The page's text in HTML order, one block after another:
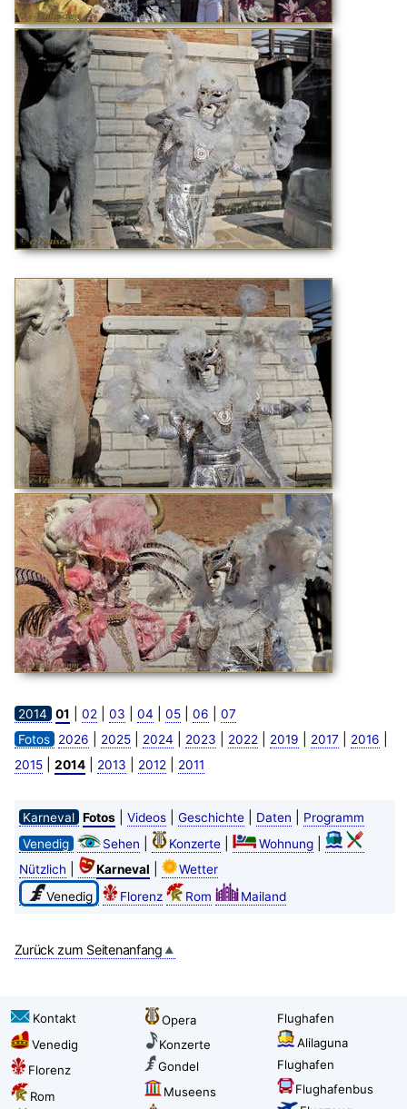
2014 01 02 03 04 05| 06
07
Fotos
2026 2025| 2024 2023 2022 2019 2017 2016
2015| 2014| 2013 2012 2011
Karneval Fotos| Videos| Geschichte| Daten
Programm
Venedig
Sehen Konzerte| Wohnung|
Nützlich Karneval
Wetter
Venedig
Florenz Rom Mailand
Zurück zum Seitenanfang
Kontakt
Venedig
Florenz
Rom
Opera
Konzerte
Gondel
Museens
Flughafen
Alilaguna
Flughafen
Flughafenbus